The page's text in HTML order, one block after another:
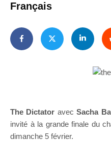
Français
The Dictator avecSacha
invité à la grande finale du
dimanche 5 février.